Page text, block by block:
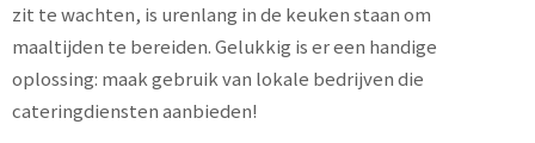
zit te wachten, is urenlang in de keuken staan om
maaltijden te bereiden. Gelukkig is er een handige
oplossing: maak gebruik van lokale bedrijven die
cateringdiensten aanbieden!